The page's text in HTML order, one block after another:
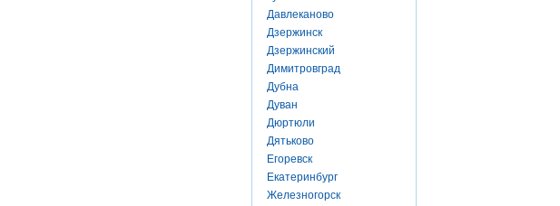
Давлеканово
Дзержинск
Дзержинский
Димитровград
Дубна
Дуван
Дюртюли
Дятьково
Егоревск
Екатеринбург
Железногорск